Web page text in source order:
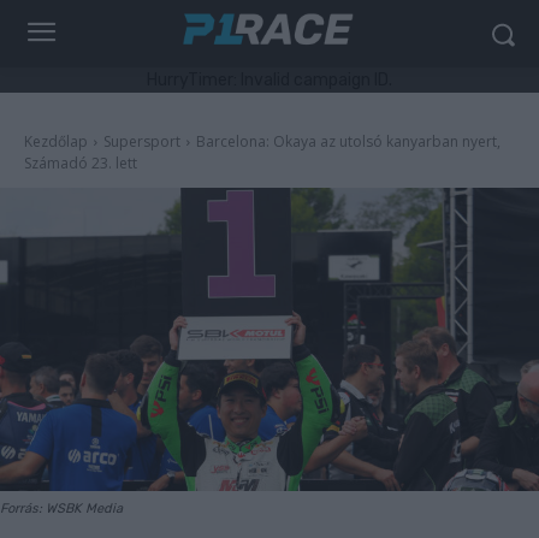
Kezdőlap Supersport
Barcelona: Okaya az utolsó kanyarban nyert,
Számadó 23. lett
Forrás: WSBK Media